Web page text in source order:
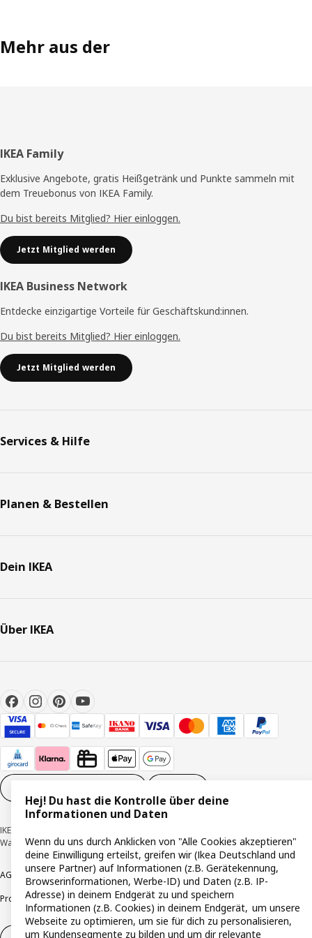
Mehr aus der
Fußzeile
IKEA Family
Exklusive Angebote, gratis Heißgetränk und Punkte sammeln mit
dem Treuebonus von IKEA Family.
Du bist bereits Mitglied? Hier einloggen.
Jetzt Mitglied werden
IKEA Business Network
Entdecke einzigartige Vorteile für Geschäftskund:innen.
Du bist bereits Mitglied? Hier einloggen.
Jetzt Mitglied werden
Services & Hilfe
Planen & Bestellen
Dein IKEA
Über IKEA
IKEA Deutschland GmbH & Co. KG - Am Wandersmann 2-4, 65719 Hofheim-
Wallau © Inter IKEA Systems B.V. 1999-2026
AGB BarrierefreiheitCookie-RichtlinieDatenschutzerklärungImpressum
Produktrückrufe Responsible DisclosureVertrauensstelle
Hej! Du hast die Kontrolle über deine
Informationen und Daten
Wenn du uns durch Anklicken von "Alle Cookies akzeptieren"
deine Einwilligung erteilst, greifen wir (Ikea Deutschland und
unsere Partner) auf Informationen (z.B. Gerätekennung,
Browserinformationen, Werbe-ID) und Daten (z.B. IP-
Adresse) in deinem Endgerät zu und speichern
Informationen (z.B. Cookies) in deinem Endgerät, um unsere
Webseite zu optimieren, um sie für dich zu personalisieren,
um Kundensegmente zu bilden und um dir relevante